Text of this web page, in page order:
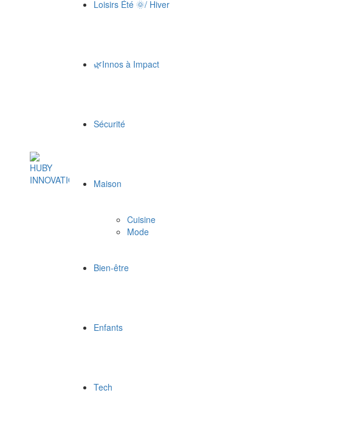
Loisirs Été 🌞/ Hiver
🌿Innos à Impact
Sécurité
Maison
Cuisine
Mode
Bien-être
Enfants
Tech